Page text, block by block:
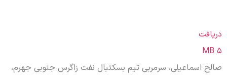
دریافت
۵ MB
صالح اسماعیلی، سرمربی تیم بسکتبال نفت زاگرس جنوبی جهرم،